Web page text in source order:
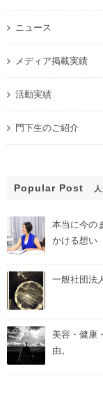
ニュース
メディア掲載実績
活動実績
門下生のご紹介
Popular Post
本当に今の
かける想い
一般社団法
美容・健康
由。